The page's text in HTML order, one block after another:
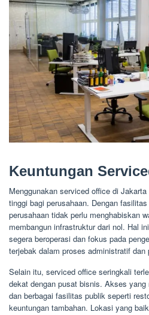
Keuntungan
Menggunakan serviced office di
tinggi bagi perusahaan. Dengan
perusahaan tidak perlu menghabiskan
membangun infrastruktur dari nol. Hal
segera beroperasi dan fokus pada
terjebak dalam proses administratif dan
Selain itu, serviced office seringkali
dekat dengan pusat bisnis. Akses
dan berbagai fasilitas publik seperti
keuntungan tambahan. Lokasi yang